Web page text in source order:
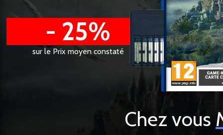
- 25%
sur le Prix moyen constaté
Chez vous